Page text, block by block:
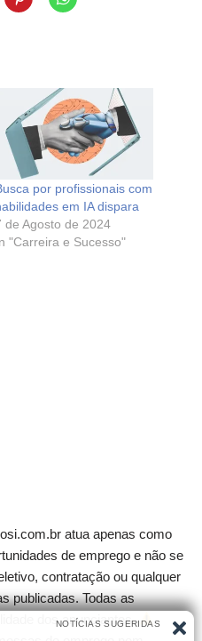
por profissionais com
em IA dispara
de Agosto de 2024
"Carreira e Sucesso"
atua apenas como
de emprego e não se
contratação ou qualquer
publicadas. Todas as
dos anunciantes.